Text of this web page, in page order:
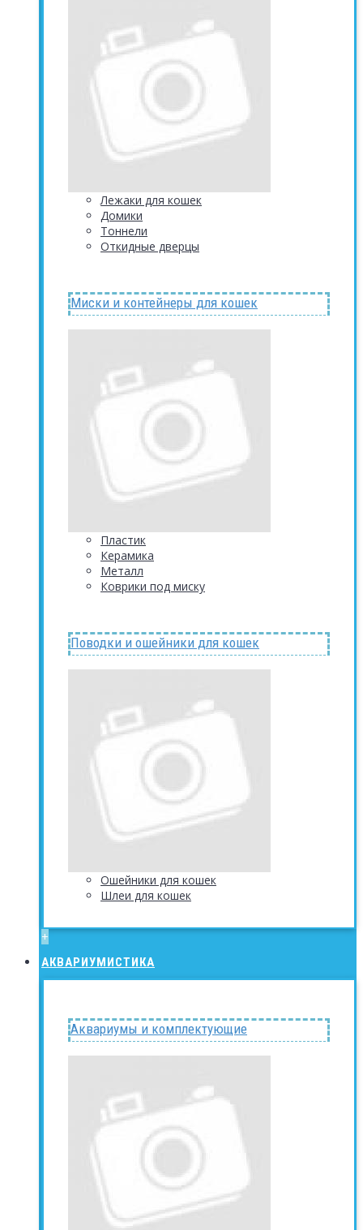
Лежаки для кошек
Домики
Тоннели
Откидные дверцы
Миски и контейнеры для кошек
Пластик
Керамика
Металл
Коврики под миску
Поводки и ошейники для кошек
Ошейники для кошек
Шлеи для кошек
+
АКВАРИУМИСТИКА
Аквариумы и комплектующие